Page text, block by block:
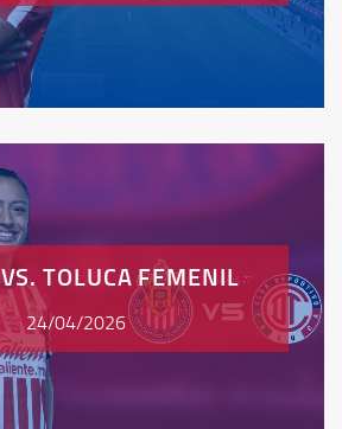
TOLUCA FEMENIL
24/04/2026